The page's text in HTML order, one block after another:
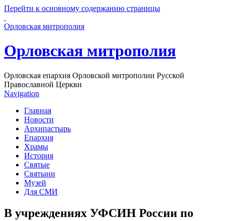
Перейти к основному содержанию страницы
Орловская митрополия
Орловская митрополия
Орловская епархия Орловской митрополии Русской
Православной Церкви
Navigation
Главная
Новости
Архипастырь
Епархия
Храмы
История
Святые
Святыни
Музей
Для СМИ
В учреждениях УФСИН России по